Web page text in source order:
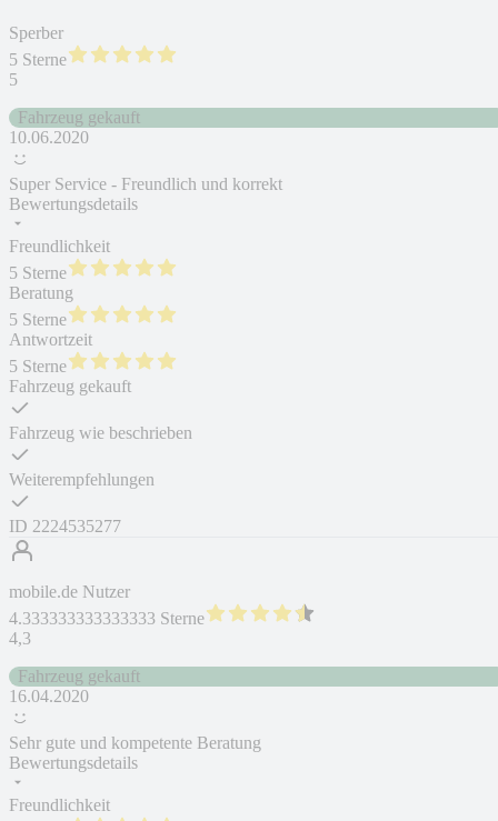
Sperber
5 Sterne
5
Fahrzeug gekauft
10.06.2020
Super Service - Freundlich und korrekt
Bewertungsdetails
Freundlichkeit
5 Sterne
Beratung
5 Sterne
Antwortzeit
5 Sterne
Fahrzeug gekauft
Fahrzeug wie beschrieben
Weiterempfehlungen
ID 2224535277
mobile.de Nutzer
4.333333333333333 Sterne
4,3
Fahrzeug gekauft
16.04.2020
Sehr gute und kompetente Beratung
Bewertungsdetails
Freundlichkeit